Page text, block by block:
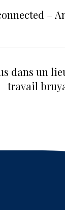
–
dans un
travail